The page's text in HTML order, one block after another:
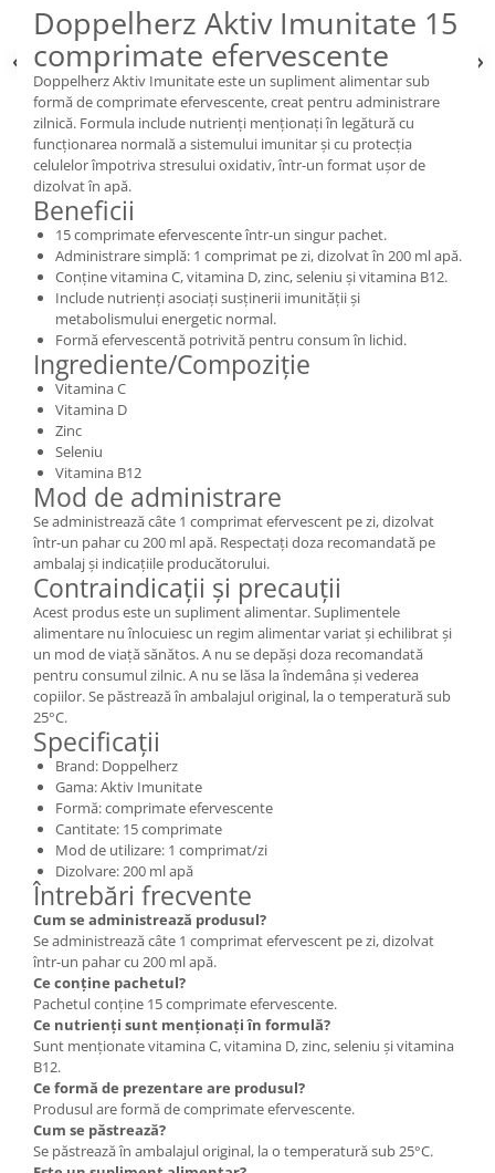
Doppelherz Aktiv Imunitate 15
comprimate efervescente
Doppelherz Aktiv Imunitate este un supliment alimentar sub
formă de comprimate efervescente, creat pentru administrare
zilnică. Formula include nutrienți menționați în legătură cu
funcționarea normală a sistemului imunitar și cu protecția
celulelor împotriva stresului oxidativ, într-un format ușor de
dizolvat în apă.
Beneficii
15 comprimate efervescente într-un singur pachet.
Administrare simplă: 1 comprimat pe zi, dizolvat în 200 ml apă.
Conține vitamina C, vitamina D, zinc, seleniu și vitamina B12.
Include nutrienți asociați susținerii imunității și
metabolismului energetic normal.
Formă efervescentă potrivită pentru consum în lichid.
Ingrediente/Compoziție
Vitamina C
Vitamina D
Zinc
Seleniu
Vitamina B12
Mod de administrare
Se administrează câte 1 comprimat efervescent pe zi, dizolvat
într-un pahar cu 200 ml apă. Respectați doza recomandată pe
ambalaj și indicațiile producătorului.
Contraindicații și precauții
Acest produs este un supliment alimentar. Suplimentele
alimentare nu înlocuiesc un regim alimentar variat și echilibrat și
un mod de viață sănătos. A nu se depăși doza recomandată
pentru consumul zilnic. A nu se lăsa la îndemâna și vederea
copiilor. Se păstrează în ambalajul original, la o temperatură sub
25°C.
Specificații
Brand: Doppelherz
Gama: Aktiv Imunitate
Formă: comprimate efervescente
Cantitate: 15 comprimate
Mod de utilizare: 1 comprimat/zi
Dizolvare: 200 ml apă
Întrebări frecvente
Cum se administrează produsul?
Se administrează câte 1 comprimat efervescent pe zi, dizolvat
într-un pahar cu 200 ml apă.
Ce conține pachetul?
Pachetul conține 15 comprimate efervescente.
Ce nutrienți sunt menționați în formulă?
Sunt menționate vitamina C, vitamina D, zinc, seleniu și vitamina
B12.
Ce formă de prezentare are produsul?
Produsul are formă de comprimate efervescente.
Cum se păstrează?
Se păstrează în ambalajul original, la o temperatură sub 25°C.